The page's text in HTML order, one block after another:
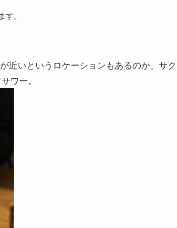
。
近いというロケーションもあるのか、サク
ワー。